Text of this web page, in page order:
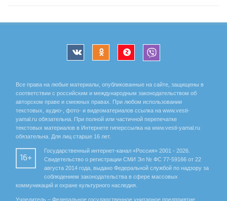
Все права на любые материалы, опубликованные на сайте, защищены в
соответствии с российским и международным законодательством об
авторском праве и смежных правах. При любом использовании
текстовых, аудио-, фото- и видеоматериалов ссылка на www.vesti-
yamal.ru обязательна. При полной или частичной перепечатке
текстовых материалов в Интернете гиперссылка на www.vesti-yamal.ru
обязательна. Для лиц старше 16 лет.
16+
Государственный интернет-канал «Россия» 2001 - 2026.
Свидетельство о регистрации СМИ Эл № ФС 77-59166 от 22
августа 2014 года, выдано Федеральной службой по надзору за
соблюдением законодательства в сфере массовых
коммуникаций и охране культурного наследия.
Учредитель – Федеральное государственное унитарное предприятие